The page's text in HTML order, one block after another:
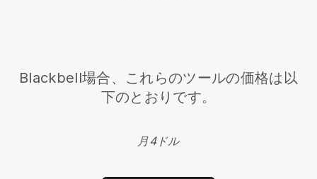
Blackbell場合、これらのツールの価格は以
下のとおりです。
月4ドル